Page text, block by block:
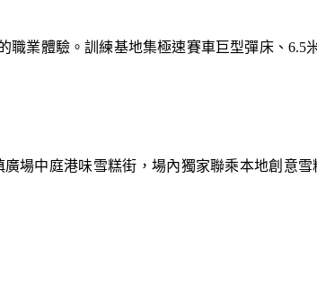
職業體驗。訓練基地集極速賽車巨型彈床、6.5
場中庭港味雪糕街，場內獨家聯乘本地創意雪